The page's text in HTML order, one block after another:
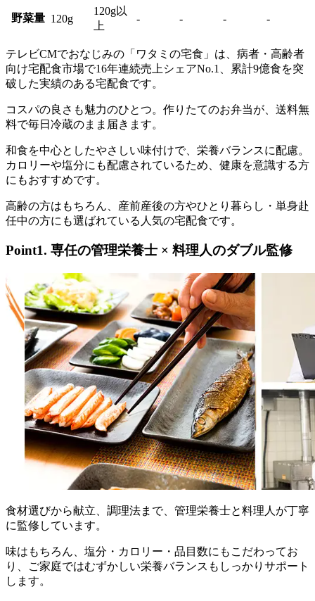
野菜量 120g
120g以
上
- - - -
テレビCMでおなじみの「ワタミの宅食」は、病者・高齢者
向け宅配食市場で16年連続売上シェアNo.1、累計9億食を突
破した実績のある宅配食です。
コスパの良さも魅力のひとつ。作りたてのお弁当が、送料無
料で毎日冷蔵のまま届きます。
和食を中心としたやさしい味付けで、栄養バランスに配慮。
カロリーや塩分にも配慮されているため、健康を意識する方
にもおすすめです。
高齢の方はもちろん、産前産後の方やひとり暮らし・単身赴
任中の方にも選ばれている人気の宅配食です。
Point1. 専任の管理栄養士 × 料理人のダブル監修
食材選びから献立、調理法まで、管理栄養士と料理人が丁寧
に監修 しています。
味はもちろん、塩分・カロリー・品目数にもこだわってお
り、ご家庭ではむずかしい栄養バランスもしっかりサポート
します。